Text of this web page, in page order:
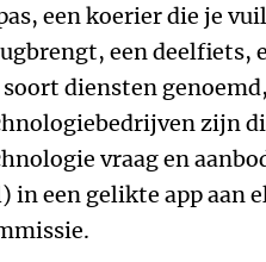
een koerier die je
een deelfiets,
diensten
zijn
vraag en
in een gelikte app aan